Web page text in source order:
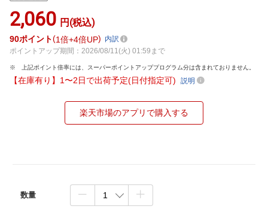
2,060 円(税込)
90ポイント 1倍 4倍UP
内訳
ポイントアップ期間：2026/08/11(火) 01:59まで
上記ポイント倍率には、スーパーポイントアッププログラム分は含まれておりません。
【在庫有り】1〜2日で出荷予定(日付指定可) 説明
楽天市場のアプリで購入する
数量